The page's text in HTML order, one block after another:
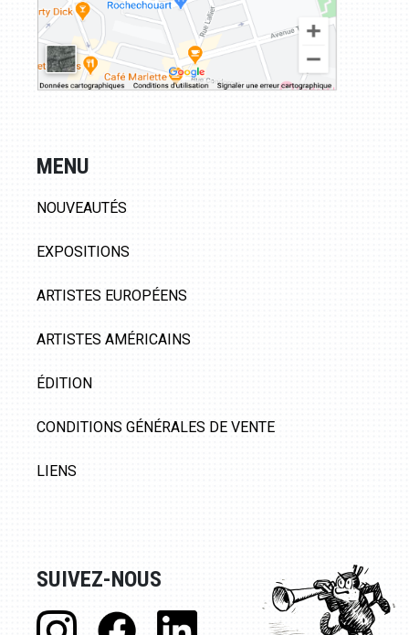
MENU
NOUVEAUTÉS
EXPOSITIONS
ARTISTES EUROPÉENS
ARTISTES AMÉRICAINS
ÉDITION
CONDITIONS GÉNÉRALES DE VENTE
LIENS
SUIVEZ-NOUS